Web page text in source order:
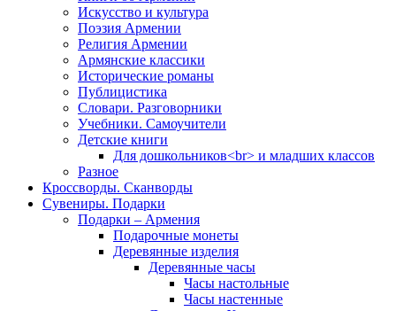
Иcкусство и культура
Поэзия Армении
Религия Армении
Армянские классики
Исторические романы
Публицистика
Словари. Разговорники
Учебники. Самоучители
Детские книги
Для дошкольников<br> и младших классов
Разное
Кроссворды. Сканворды
Сувениры. Подарки
Подарки – Армения
Подарочные монеты
Деревянные изделия
Деревянные часы
Часы настольные
Часы настенные